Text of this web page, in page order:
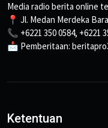
Media radio berita online
📍 Jl. Medan Merdeka
📞 +6221 350 0584, +6221
📩 Pemberitaan:
Ketentuan